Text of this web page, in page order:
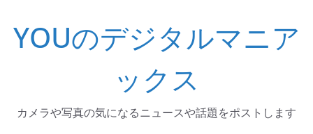
YOUのデジタルマニア
ックス
カメラや写真の気になるニュースや話題をポストします